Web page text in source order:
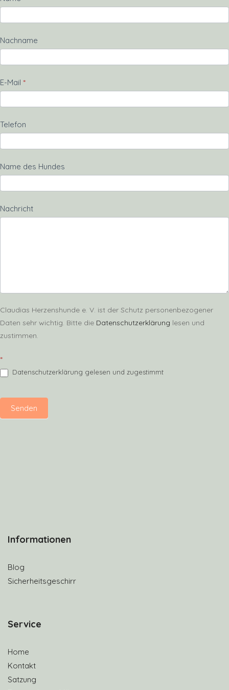
Nachname
E-Mail *
Telefon
Name des Hundes
Nachricht
Claudias Herzenshunde e. V. ist der Schutz personenbezogener
Daten sehr wichtig. Bitte die Datenschutzerklärung lesen und
zustimmen.
*
Datenschutzerklärung gelesen und zugestimmt
Senden
Informationen
Blog
Sicherheitsgeschirr
Service
Home
Kontakt
Satzung